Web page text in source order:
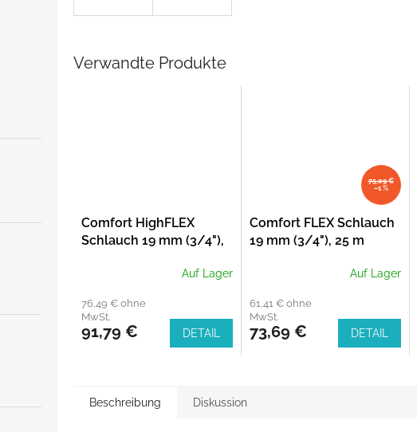
Verwandte Produkte
Comfort HighFLEX
Schlauch 19 mm (3/4"),
Auf Lager
76,49 € ohne
MwSt.
91,79 € DETAIL
75,09 €
–1 %
Comfort FLEX Schlauch
19 mm (3/4"), 25 m
Auf Lager
61,41 € ohne
MwSt.
73,69 € DETAIL
Beschreibung Diskussion